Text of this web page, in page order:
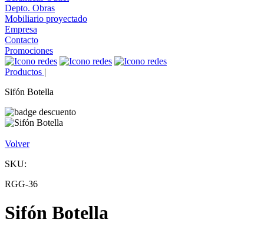
Depto. Obras
Mobiliario proyectado
Empresa
Contacto
Promociones
Productos |
Sifón Botella
Volver
SKU:
RGG-36
Sifón Botella